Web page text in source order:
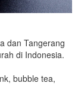
dan Tangerang
di Indonesia.
bubble tea,